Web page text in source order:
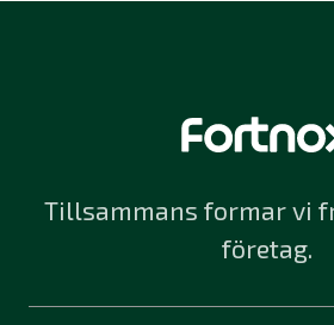
Tillsammans formar vi
företag.